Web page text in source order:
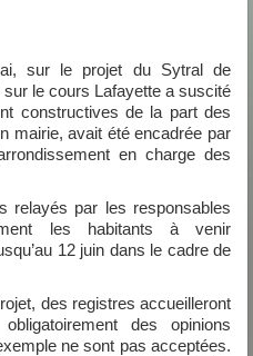
sur le projet du Sytral de
le cours Lafayette a suscité
constructives de la part des
mairie, avait été encadrée par
en charge des
relayés par les responsables
les habitants à venir
12 juin dans le cadre de
des registres accueilleront
des opinions
ne sont pas acceptées.